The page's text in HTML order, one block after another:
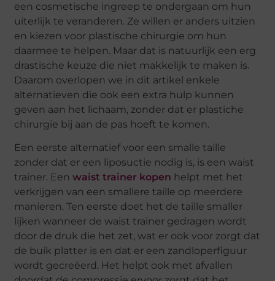
een cosmetische ingreep te ondergaan om hun
uiterlijk te veranderen. Ze willen er anders uitzien
en kiezen voor plastische chirurgie om hun
daarmee te helpen. Maar dat is natuurlijk een erg
drastische keuze die niet makkelijk te maken is.
Daarom overlopen we in dit artikel enkele
alternatieven die ook een extra hulp kunnen
geven aan het lichaam, zonder dat er plastiche
chirurgie bij aan de pas hoeft te komen.
Een eerste alternatief voor een smalle taille
zonder dat er een liposuctie nodig is, is een waist
trainer. Eenwaist trainer kopen helpt met het
verkrijgen van een smallere taille op meerdere
manieren. Ten eerste doet het de taille smaller
lijken wanneer de waist trainer gedragen wordt
door de druk die het zet, wat er ook voor zorgt dat
de buik platter is en dat er een zandloperfiguur
wordt gecreëerd. Het helpt ook met afvallen